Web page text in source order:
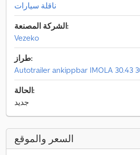
ناقلة سيارات
الشركة المصنعة:
Vezeko
طراز:
Autotrailer ankippbar IMOLA 30.43
الحالة:
جديد
السعر والموقع